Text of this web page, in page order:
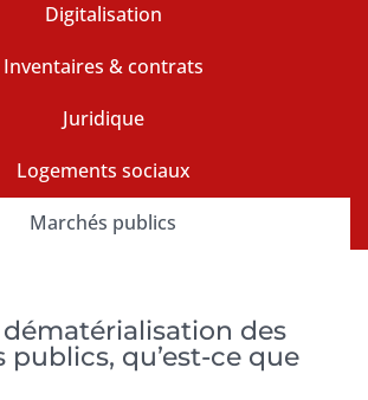
Digitalisation
Inventaires & contrats
Juridique
Logements sociaux
Marchés publics
dématérialisation des
publics, qu’est-ce que